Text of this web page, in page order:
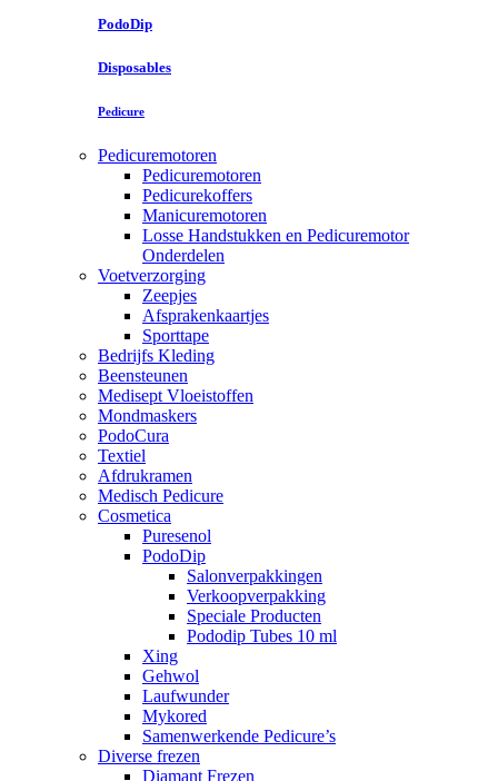
PodoDip
Disposables
Pedicure
Pedicuremotoren
Pedicuremotoren
Pedicurekoffers
Manicuremotoren
Losse Handstukken en Pedicuremotor
Onderdelen
Voetverzorging
Zeepjes
Afsprakenkaartjes
Sporttape
Bedrijfs Kleding
Beensteunen
Medisept Vloeistoffen
Mondmaskers
PodoCura
Textiel
Afdrukramen
Medisch Pedicure
Cosmetica
Puresenol
PodoDip
Salonverpakkingen
Verkoopverpakking
Speciale Producten
Pododip Tubes 10 ml
Xing
Gehwol
Laufwunder
Mykored
Samenwerkende Pedicure’s
Diverse frezen
Diamant Frezen